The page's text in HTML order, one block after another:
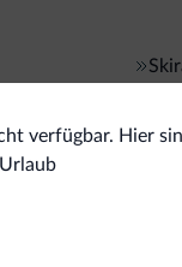
verfügbar. Hier